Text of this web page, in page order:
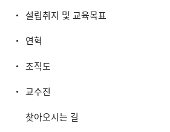
설립취지 및 교육목표
연혁
조직도
교수진
찾아오시는 길